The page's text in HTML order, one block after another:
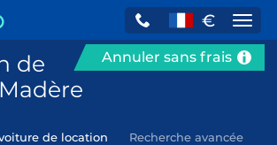
€
Annuler sans frais
de
de location Recherche avancée